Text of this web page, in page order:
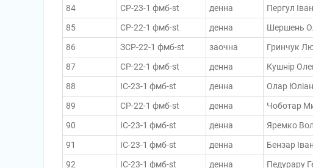
84
СР-23-1 фмб-st денна Пергул
85
СР-22-1 фмб-st денна Шершень
86
ЗСР-22-1 фмб-st заочна Гринчук
87
СР-22-1 фмб-st денна Кушнір
88
ІС-23-1 фмб-st денна Олар Юліан
89
СР-22-1 фмб-st денна Чоботар
90
ІС-23-1 фмб-st денна Яремко
91
ІС-23-1 фмб-st денна Бензар
92
ІС-23-1 фмб-st денна Педурару